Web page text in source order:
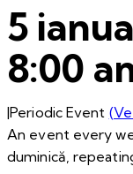
5
8:00
|Periodic Event
An event every
duminică,